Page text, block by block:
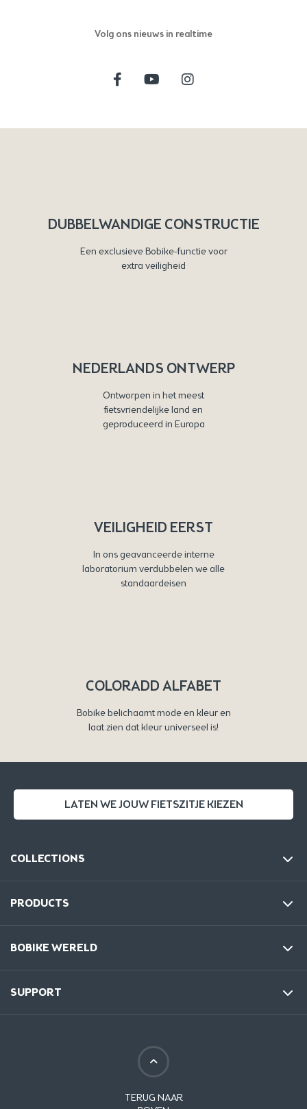
Volg ons nieuws in realtime
DUBBELWANDIGE CONSTRUCTIE
Een exclusieve Bobike-functie voor
extra veiligheid
NEDERLANDS ONTWERP
Ontworpen in het meest
fietsvriendelijke land en
geproduceerd in Europa
VEILIGHEID EERST
In ons geavanceerde interne
laboratorium verdubbelen we alle
standaardeisen
COLORADD ALFABET
Bobike belichaamt mode en kleur en
laat zien dat kleur universeel is!
LATEN WE JOUW FIETSZITJE KIEZEN
COLLECTIONS
PRODUCTS
BOBIKE WERELD
SUPPORT
TERUG NAAR